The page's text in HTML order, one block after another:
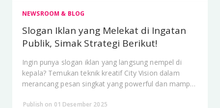
NEWSROOM & BLOG
Slogan Iklan yang Melekat di Ingatan
Publik, Simak Strategi Berikut!
Ingin punya slogan iklan yang langsung nempel di
kepala? Temukan teknik kreatif City Vision dalam
merancang pesan singkat yang powerful dan mampu
Publish on 01 Desember 2025